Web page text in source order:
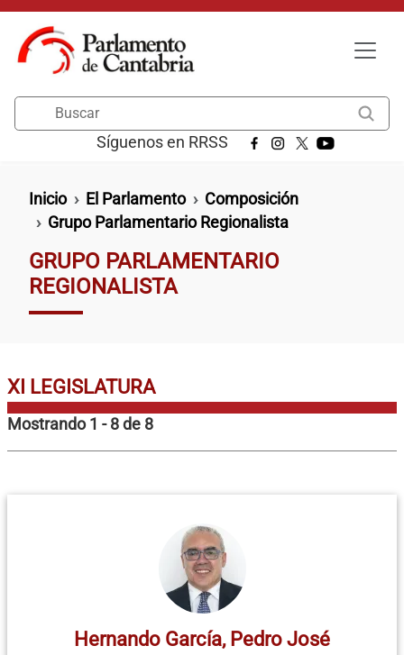
Pasar al contenido principal
Síguenos en RRSS
Ruta de navegación
Inicio El Parlamento
Composición
Grupo Parlamentario Regionalista
GRUPO PARLAMENTARIO
REGIONALISTA
XI LEGISLATURA
Mostrando 1 - 8 de 8
Hernando García, Pedro José